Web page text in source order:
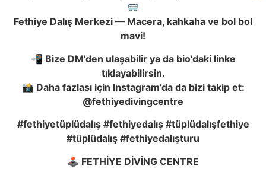
🥽
Fethiye Dalış Merkezi — Macera, kahkaha ve bol bol
mavi!
📲 Bize DM’den ulaşabilir ya da bio’daki linke
tıklayabilirsin.
📸 Daha fazlası için Instagram’da da bizi takip et:
@fethiyedivingcentre
#fethiyetüplüdalış #fethiyedalış #tüplüdalışfethiye
#tüplüdalış #fethiyedalışturu
🕹️ FETHİYE DİVİNG CENTRE